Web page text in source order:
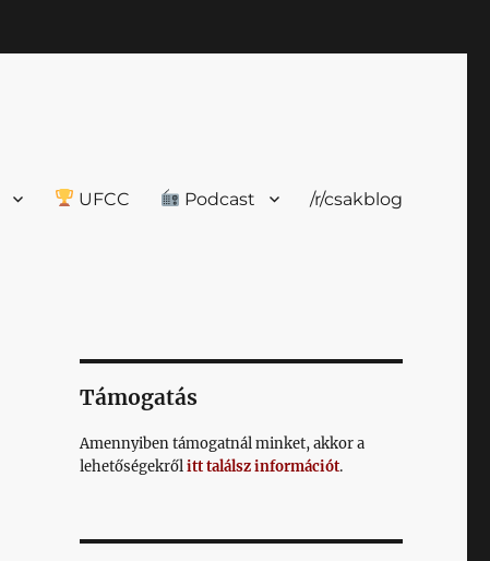
UFCC Podcast /r/csakblog
Támogatás
Amennyiben támogatnál minket, akkor a
lehetőségekrőlitt találsz információt.